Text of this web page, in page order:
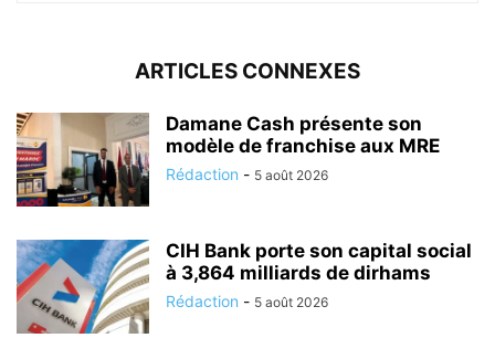
ARTICLES CONNEXES
Damane Cash présente son
modèle de franchise aux MRE
Rédaction - 5 août 2026
CIH Bank porte son capital social
à 3,864 milliards de dirhams
Rédaction - 5 août 2026